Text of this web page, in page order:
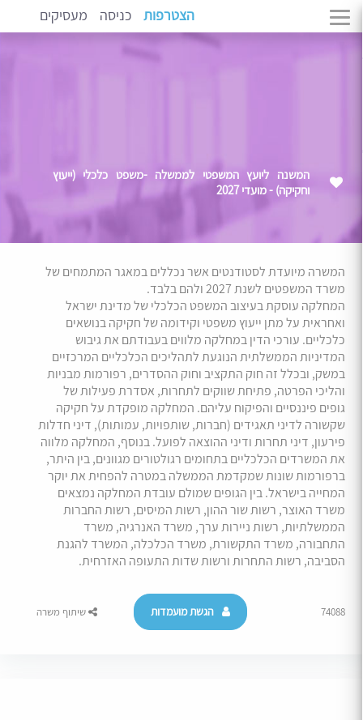
הצטרפות כניסה מעסיקים
המשנה ליועץ המשפטי לממשלה -משפט כלכלי (ייעוץ
וחקיקה) - מועדי 2027
המשרה מיועדת לסטודנטים אשר נכללים במאגר המתמחים של
משרד המשפטים לשנת 2027 ולהם בלבד.
המחלקה עוסקת בעיצוב המשפט הכלכלי של מדינת ישראל
ואחראית על מתן ייעוץ משפטי וקידומה של חקיקה בנושאים
כלכליים. עורכי הדין במחלקה מלווים בעבודתם את גיבוש
המדיניות הממשלתית הנוגעת לתהליכים הכלכליים המרכזיים
במשק, ובכלל זה חוק התקציב וחוק ההסדרים, רפורמות מבניות
והליכי הפרטה, פתיחת שווקים לתחרות, אסדרת פעילות של
גופים פיננסיים והפיקוח עליהם. המחלקה מופקדת על חקיקה
שקשורה לדיני תאגידים (חברות, שותפויות, עמותות), דיני חדלות
פירעון, דיני תחרות ודיני ההוצאה לפועל. בנוסף, המחלקה מלווה
את המשרדים הכלכליים בתחומים רגולטורים מגוונים, בין היתר,
ברפורמות שונות שמקדמת הממשלה במטרה להפחית את יוקר
המחייה בישראל. בין הגופים שמולם עובדת המחלקה נמצאים
משרד האוצר, רשות שור ההון, רשות המיסים, רשות החברות
הממשלתיות, רשות ניירות ערך, משרד האנרגיה, משרד
התחבורה, משרד התקשורת, משרד הכלכלה, המשרד להגנת
הסביבה, רשות התחרות ורשות שדות התעופה האזרחית.
74088 הגשת מועמדות שיתוף משרה